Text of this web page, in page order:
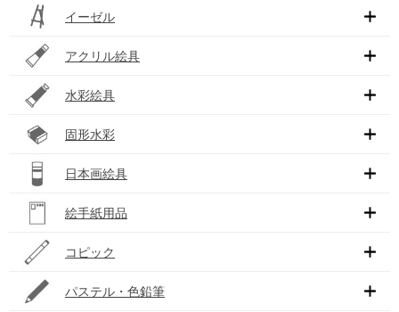
イーゼル
アクリル絵具
水彩絵具
固形水彩
日本画絵具
絵手紙用品
コピック
パステル・色鉛筆